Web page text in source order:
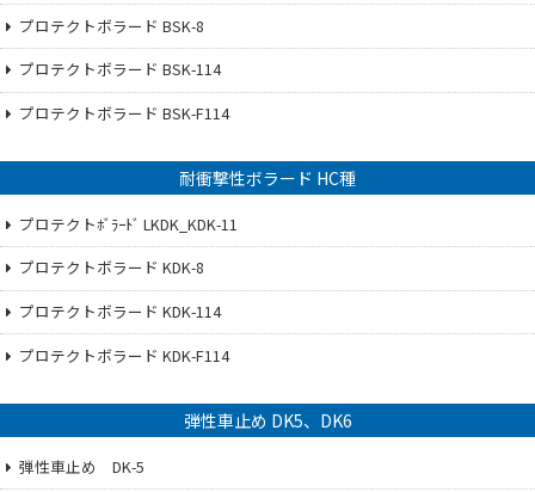
プロテクトボラード BSK-8
プロテクトボラード BSK-114
プロテクトボラード BSK-F114
耐衝撃性ボラード HC種
プロテクトﾎﾞﾗｰﾄﾞ LKDK_KDK-11
プロテクトボラード KDK-8
プロテクトボラード KDK-114
プロテクトボラード KDK-F114
弾性車止め DK5、DK6
弾性車止め DK-5